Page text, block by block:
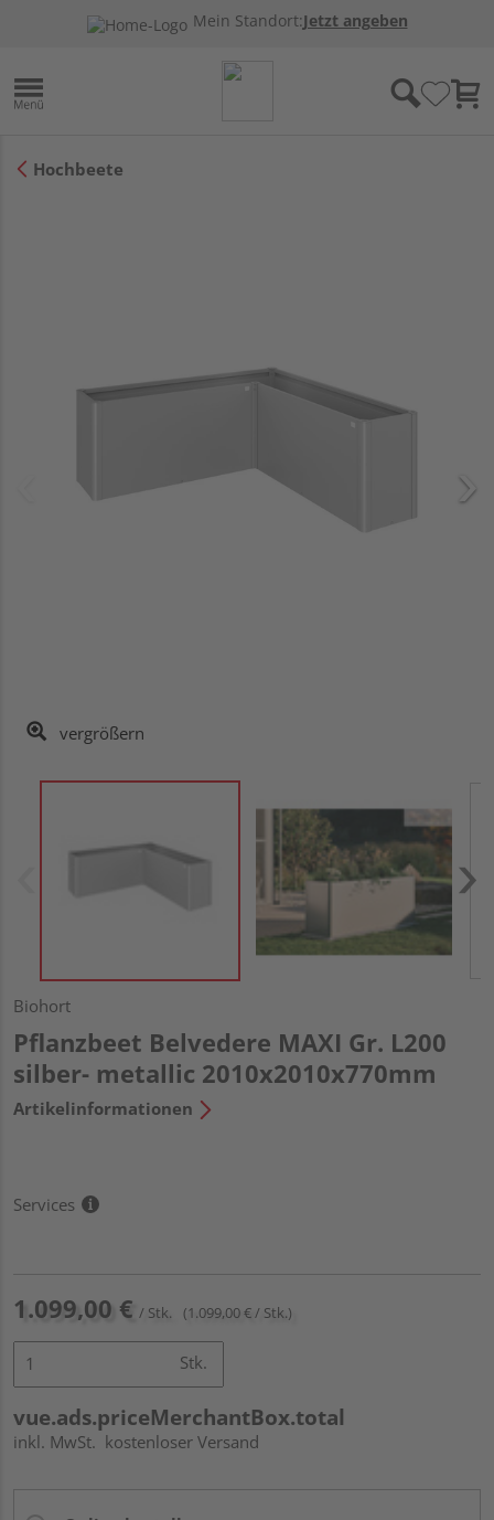
Mein Standort:Jetzt angeben
Hochbeete
vergrößern
Biohort
Pflanzbeet Belvedere MAXI Gr. L200
silber- metallic 2010x2010x770mm
Artikelinformationen
Services
1.099,00 € / Stk. (1.099,00 € / Stk.)
Stk.
vue.ads.priceMerchantBox.total
inkl. MwSt. kostenloser Versand